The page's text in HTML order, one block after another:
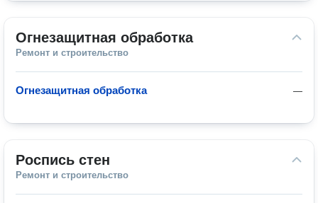
Огнезащитная обработка
Ремонт и строительство
—
Огнезащитная обработка
Роспись стен
Ремонт и строительство